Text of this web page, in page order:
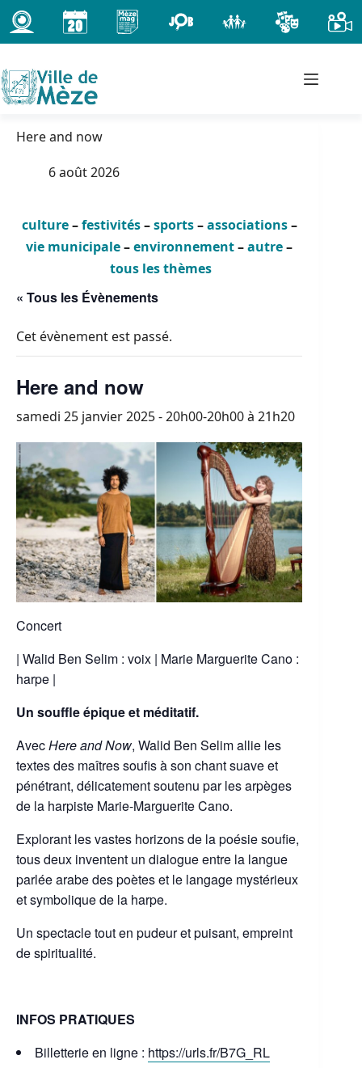
Passer
au
contenu
Here and now
6 août 2026
culture–festivités–sports–associations–
vie municipale–environnement–autre–
tous les thèmes
« Tous les Évènements
Cet évènement est passé.
Here and now
samedi 25 janvier 2025 - 20h00-20h00à 21h20
Concert
| Walid Ben Selim : voix | Marie Marguerite Cano :
harpe |
Un souffle épique et méditatif.
AvecHere and Now, Walid Ben Selim allie les
textes des maîtres soufis à son chant suave et
pénétrant, délicatement soutenu par les arpèges
de la harpiste Marie-Marguerite Cano.
Explorant les vastes horizons de la poésie soufie,
tous deux inventent un dialogue entre la langue
parlée arabe des poètes et le langage mystérieux
et symbolique de la harpe.
Un spectacle tout en pudeur et puisant, empreint
de spiritualité.
INFOS PRATIQUES
Billetterie en ligne : https://urls.fr/B7G_RL